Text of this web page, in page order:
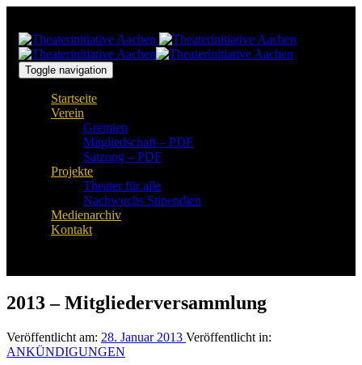
Navigation
springen
ZumToggle navigation
Startseite
Verein
Gremien
Mitgliedschaft – PDF
Satzung – PDF
Projekte
Theater für alle
Nachwuchs Stipendien
Medienarchiv
Kontakt
2013 – Mitgliederversammlung
Veröffentlicht am: 28. Januar 2013 Veröffentlicht in:
ANKÜNDIGUNGEN